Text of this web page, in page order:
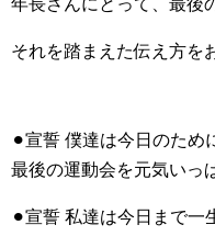
年長さんにとって、最後
それを踏まえた伝え方を
⚫︎宣誓 僕達は今日のた
最後の運動会を元気いっ
⚫︎宣誓 私達は今日まで